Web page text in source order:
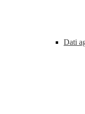
Dati